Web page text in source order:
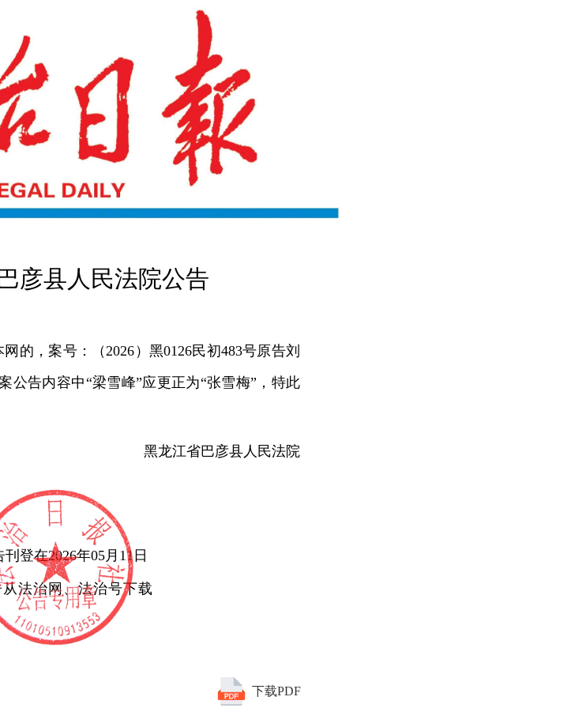
彦县人民法院公告
的，案号：（2026）黑0126民初483号原告刘
公告内容中“梁雪峰”应更正为“张雪梅”，特此
黑龙江省巴彦县人民法院
刊登在2026年05月 11 日
法治网、法治号下载
下载PDF